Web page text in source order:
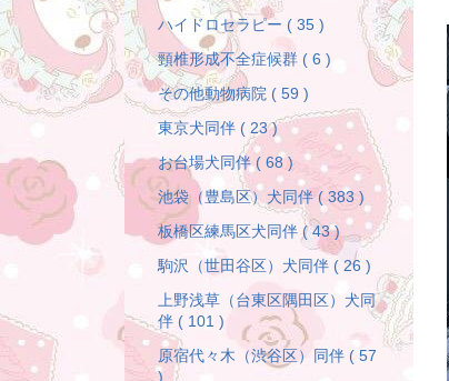
ハイドロセラピー ( 35 )
頸椎形成不全症候群 ( 6 )
その他動物病院 ( 59 )
東京犬同伴 ( 23 )
お台場犬同伴 ( 68 )
池袋（豊島区）犬同伴 ( 383 )
板橋区練馬区犬同伴 ( 43 )
駒沢（世田谷区）犬同伴 ( 26 )
上野浅草（台東区隅田区）犬同
伴 ( 101 )
原宿代々木（渋谷区）同伴 ( 57
)